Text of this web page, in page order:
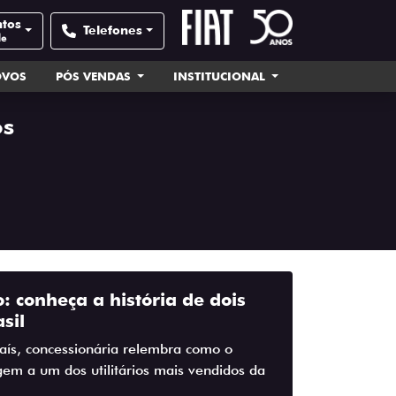
Telefones
PÓS VENDAS INSTITUCIONAL
conheça a história de dois
concessionária relembra como o
a um dos utilitários mais vendidos da